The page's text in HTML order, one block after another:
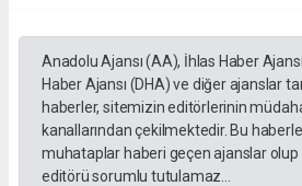
Anadolu Ajansı (AA), İhlas Haber
Haber Ajansı (DHA) ve diğer ajanslar
haberler, sitemizin editörlerinin
kanallarından çekilmektedir. Bu
muhataplar haberi geçen ajanslar
editörü sorumlu tutulamaz...